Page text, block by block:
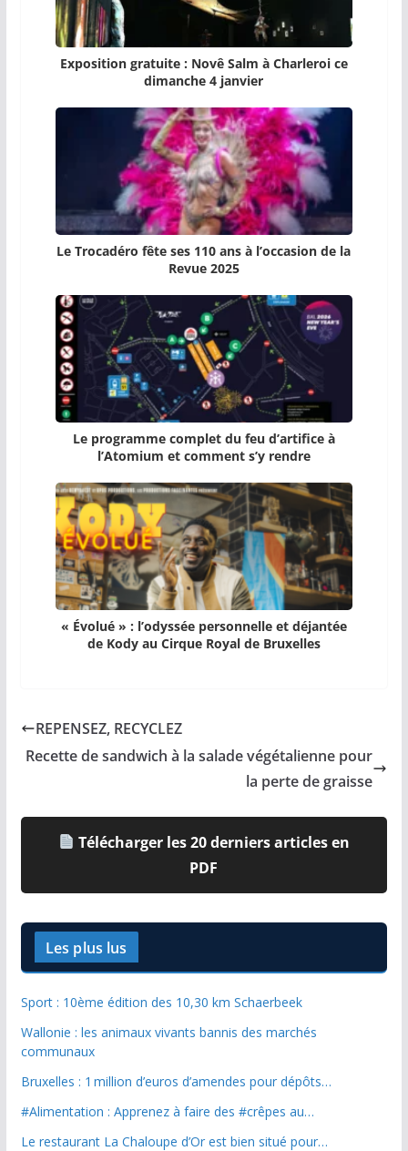
Exposition gratuite : Novê Salm à Charleroi ce
dimanche 4 janvier
Le Trocadéro fête ses 110 ans à l’occasion de la
Revue 2025
Le programme complet du feu d’artifice à
l’Atomium et comment s’y rendre
« Évolué » : l’odyssée personnelle et déjantée
de Kody au Cirque Royal de Bruxelles
REPENSEZ, RECYCLEZ
Recette de sandwich à la salade végétalienne pour
la perte de graisse
Télécharger les 20 derniers articles en
PDF
Les plus lus
Sport : 10ème édition des 10,30 km Schaerbeek
Wallonie : les animaux vivants bannis des marchés
communaux
Bruxelles : 1 million d’euros d’amendes pour dépôts…
#Alimentation : Apprenez à faire des #crêpes au…
Le restaurant La Chaloupe d’Or est bien situé pour…